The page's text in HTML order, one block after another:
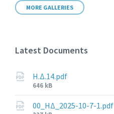
MORE GALLERIES
Latest Documents
Η.Δ.14.pdf
File
size:
646 kB
00_ΗΔ_2025-10-7-1.pdf